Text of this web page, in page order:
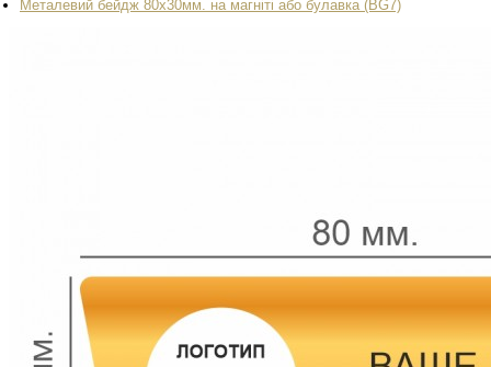
Металевий бейдж 80x30мм. на магніті або булавка (BG7)